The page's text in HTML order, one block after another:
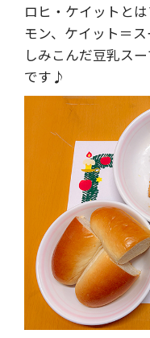
ロヒ・ケイットと
モン、ケイット＝
しみこんだ豆乳ス
です♪